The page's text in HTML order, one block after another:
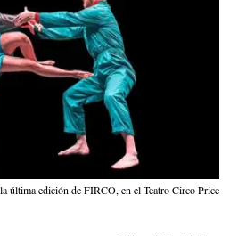
última edición de FIRCO, en el Teatro Circo Price